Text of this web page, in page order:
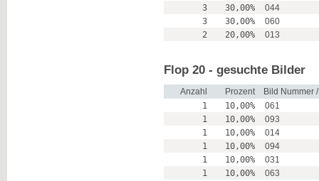
3
30,00%
044
3
30,00%
060
2
20,00% 013
Flop 20 - gesuchte Bilder
Anzahl Prozent
Bild Nummer
1
10,00%
061
1
10,00%
093
1
10,00%
014
1
10,00%
094
1
10,00%
031
1
10,00%
063